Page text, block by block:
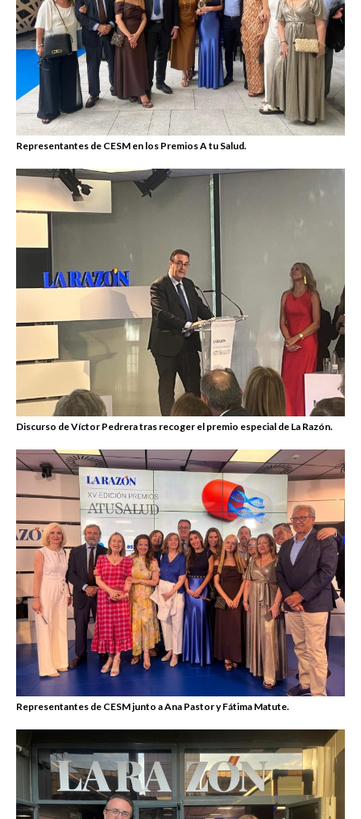
Representantes de CESM en los Premios A tu Salud.
Discurso de Víctor Pedrera tras recoger el premio especial de La Razón.
Representantes de CESM junto a Ana Pastor y Fátima Matute.